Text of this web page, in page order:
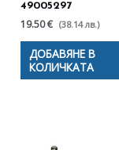
49005297
19.50 € (38.14 лв.)
ДОБАВЯНЕ В
КОЛИЧКАТА